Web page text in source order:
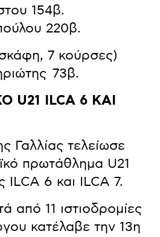
154β.
220β.
7 κούρσες)
73β.
U21 ILCA 6 ΚΑΙ
Γαλλίας τελείωσε
πρωτάθλημα U21
ILCA 6 και ILCA 7.
από 11 ιστιοδρομίες
κατέλαβε την 13η